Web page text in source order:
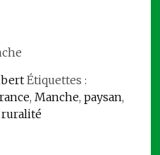
Étiquettes :
, Manche, paysan,
ruralité